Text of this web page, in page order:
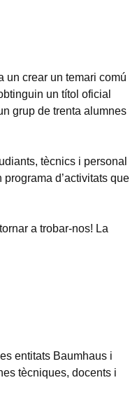
un crear un temari comú
un títol oficial
grup de trenta alumnes
tècnics i personal
d’activitats que
a trobar-nos! La
entitats Baumhaus i
tècniques, docents i